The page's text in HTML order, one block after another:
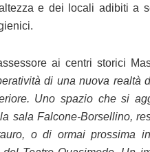
e dei locali adibiti a
ai centri storici
di una nuova realtà
Uno spazio che si
sala Falcone-Borsellino,
o di ormai prossima